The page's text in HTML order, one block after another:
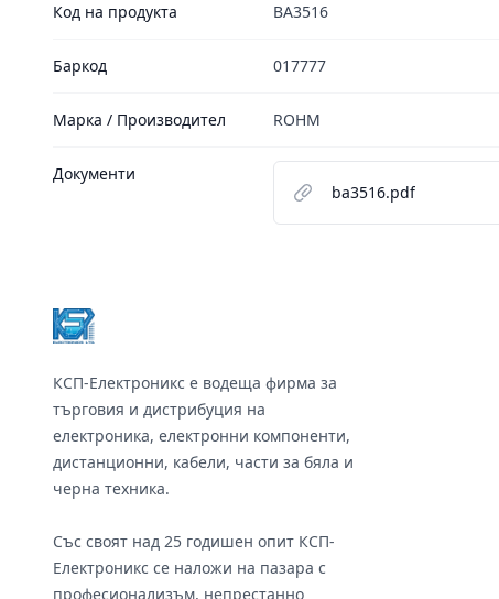
Код на продукта BA3516
Баркод 017777
Марка / Производител ROHM
Документи
ba3516.pdf
КСП-Електроникс е водеща фирма за
търговия и дистрибуция на
електроника, електронни компоненти,
дистанционни, кабели, части за бяла и
черна техника.
Със своят над 25 годишен опит КСП-
Електроникс се наложи на пазара с
професионализъм, непрестанно